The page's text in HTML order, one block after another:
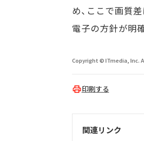
め、ここで画質
電子の方針が明
Copyright © ITmedia, Inc.
印刷する
関連リンク